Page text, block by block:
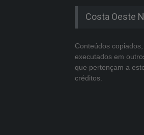
Costa Oeste
Conteúdos
executados em
que pertençam a
créditos.